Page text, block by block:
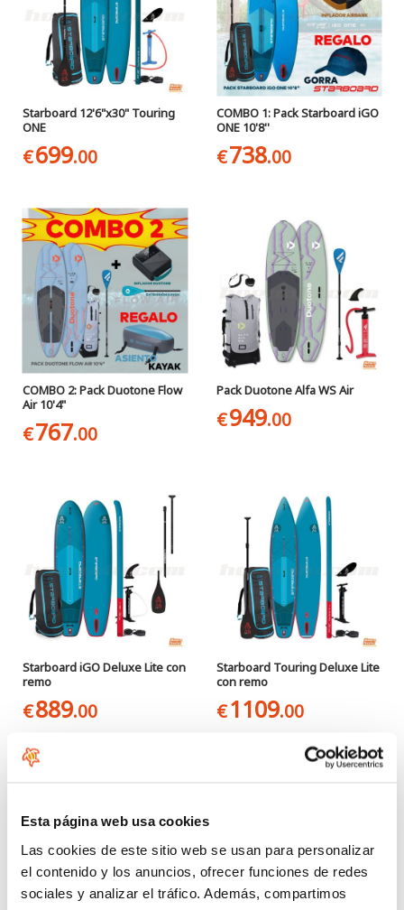
Esta página web usa cookies
Las cookies de este sitio web se usan para personalizar
el contenido y los anuncios, ofrecer funciones de redes
sociales y analizar el tráfico. Además, compartimos
Starboard 12'6"x30" Touring
ONE
€699.00
COMBO 1: Pack Starboard iGO
ONE 10'8''
€738.00
COMBO 2: Pack Duotone Flow
Air 10'4"
€767.00
Pack Duotone Alfa WS Air
€949.00
Starboard iGO Deluxe Lite con
remo
€889.00
Starboard Touring Deluxe Lite
con remo
€1109.00